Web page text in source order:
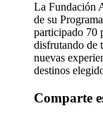
La Fundación
de su
participado 70
disfrutando de
nuevas
destinos
Comparte